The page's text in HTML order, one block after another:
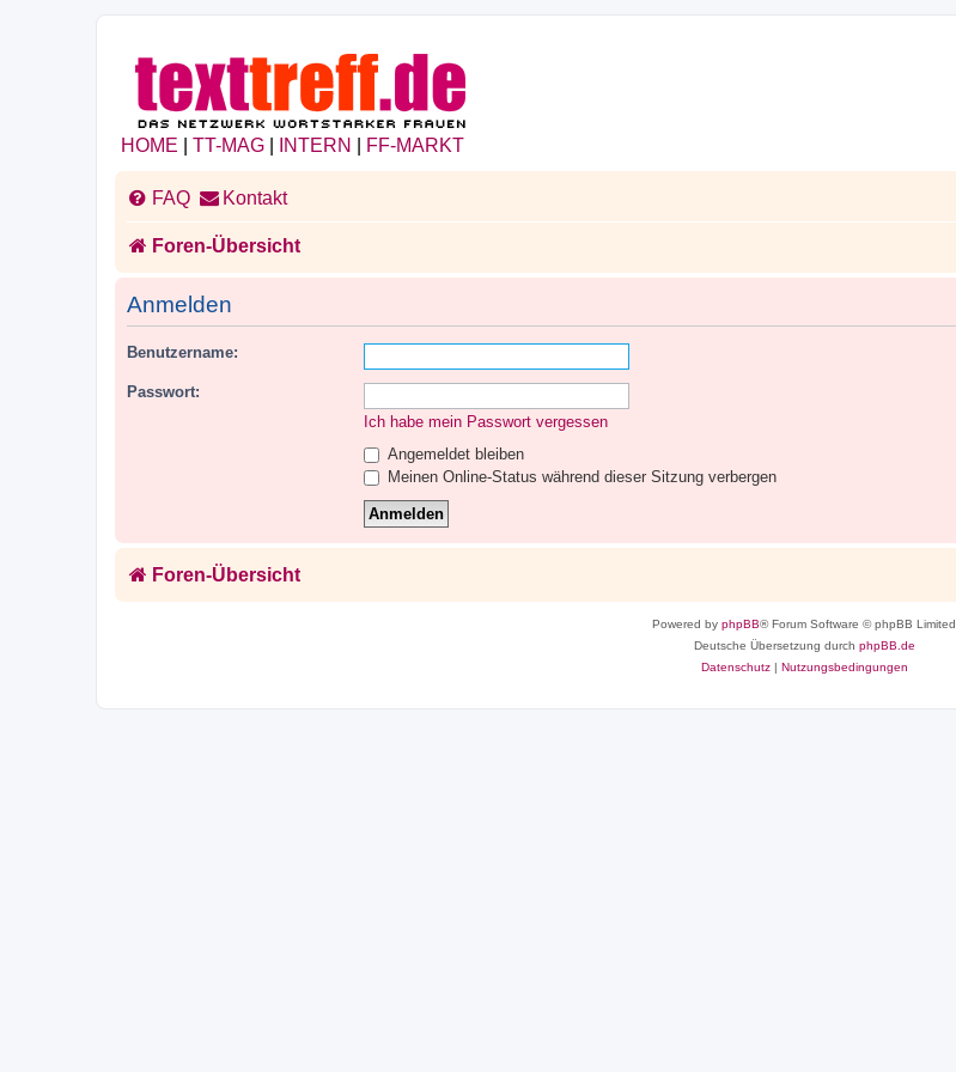
HOME TT-MAG INTERN FF-MARKT
FAQ Kontakt
Foren-Übersicht
Anmelden
Benutzername:
Passwort:
Ich habe mein Passwort vergessen
Angemeldet bleiben
Meinen Online-Status während dieser Sitzung verbergen
Foren-Übersicht
Powered by phpBB® Forum Software © phpBB Limited
Deutsche Übersetzung durch phpBB.de
Datenschutz| Nutzungsbedingungen